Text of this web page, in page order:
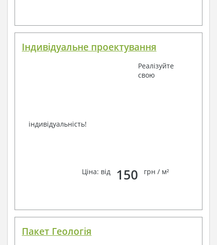
Індивідуальне проектування
Реалізуйте
свою
індивідуальність!
Ціна: від 150 грн / м²
Пакет Геологія